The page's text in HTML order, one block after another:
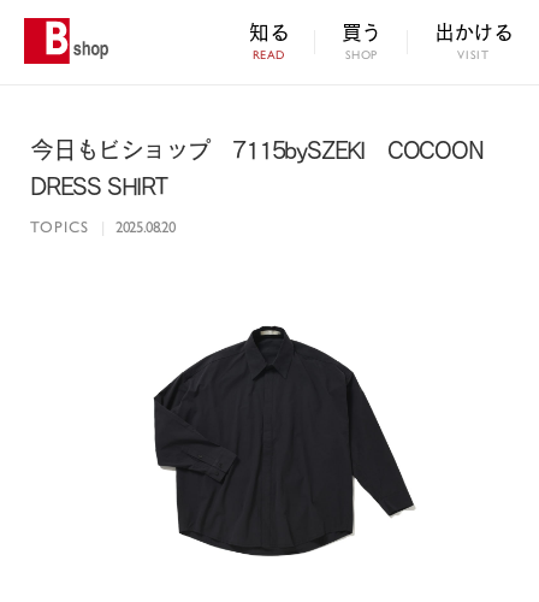
知る
READ
買う
SHOP
出かける
VISIT
今日もビショップ 7115bySZEKI COCOON
DRESS SHIRT
TOPICS | 2025.08.20